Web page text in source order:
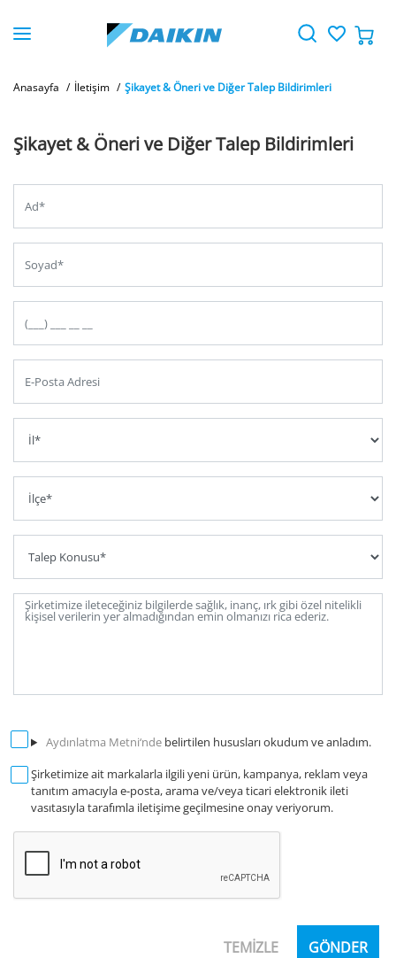
Anasayfa İletişim Şikayet & Öneri ve Diğer Talep Bildirimleri
Şikayet & Öneri ve Diğer Talep Bildirimleri
Aydınlatma Metni‘ndebelirtilen hususları okudum ve anladım.
Şirketimize ait markalarla ilgili yeni ürün, kampanya, reklam veya
tanıtım amacıyla e-posta, arama ve/veya ticari elektronik ileti
vasıtasıyla tarafımla iletişime geçilmesine onay veriyorum.
TEMİZLE GÖNDER